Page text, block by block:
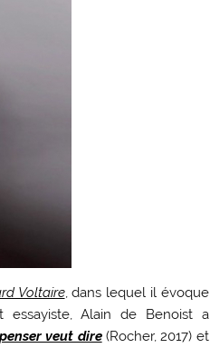
Voltaire, dans lequel il évoque
essayiste, Alain de Benoist a
veut dire(Rocher, 2017) et